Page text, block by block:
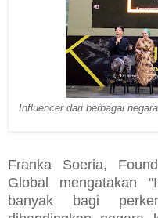
Influencer dari berbagai
Franka Soeria,
Global mengatakan
banyak bagi